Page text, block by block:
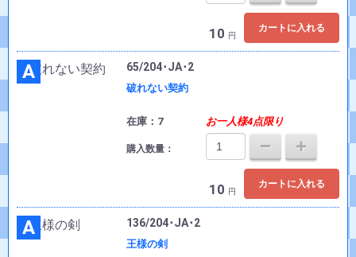
10 円
カートに入れる
A 65/204･JA･2
破れない契約
在庫：7 お一人様4点限り
購入数量：
10 円
カートに入れる
A 136/204･JA･2
王様の剣